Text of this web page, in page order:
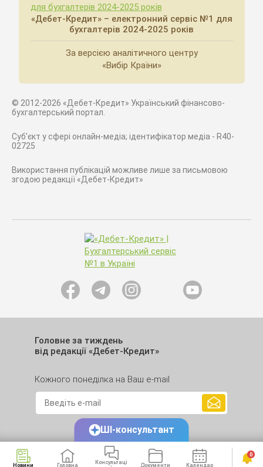
«Дебет-Кредит» – електронний сервіс №1 для
бухгалтерів 2024-2025 років
За версією аналітичного центру
«Вибір Країни»
© 2012-2026 «Дебет-Кредит» Український фінансово-
бухгалтерський портал.
Суб'єкт у сфері онлайн-медіа; ідентифікатор медіа - R40-
02725
Використання публікацій можливе лише за письмовою
згодою редакції «Дебет-Кредит»
Головне за тиждень
від редакції «Дебет-Кредит»
Кожного понеділка на Ваш e-mail
Новини Головна
Консультаці
Документи Календар Сервіси
0
ШІ-консультант